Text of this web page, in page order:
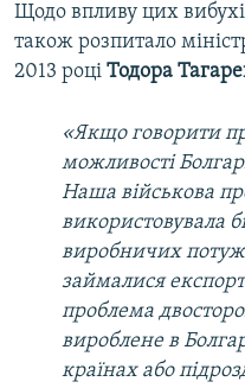
Щодо впливу цих
також розпитало
2013 році Тодора
«Якщо говорити
можливості
Наша військова
використовувала
виробничих
займалися
проблема
вироблене в
країнах або